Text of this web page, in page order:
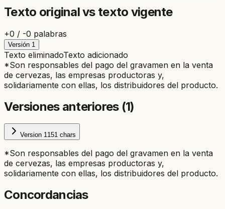
Texto original vs texto vigente
+0 / -0 palabras
Versión 1
Texto eliminadoTexto adicionado
*Son responsables del pago del gravamen en la venta
de cervezas, las empresas productoras y,
solidariamente con ellas, los distribuidores del producto.
Versiones anteriores (1)
Version 1151 chars
*Son responsables del pago del gravamen en la venta
de cervezas, las empresas productoras y,
solidariamente con ellas, los distribuidores del producto.
Concordancias